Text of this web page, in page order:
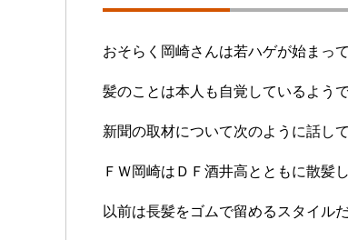
おそらく岡崎さんは若ハゲが始まって
髪のことは本人も自覚しているようで
新聞の取材について次のように話して
ＦＷ岡崎はＤＦ酒井高とともに散髪
以前は長髪をゴムで留めるスタイル